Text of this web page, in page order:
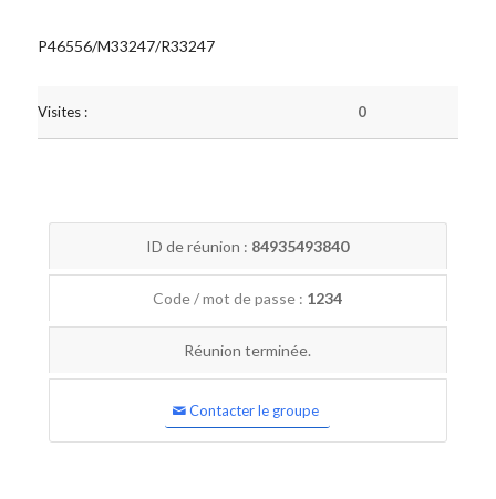
P46556/M33247/R33247
Visites : 0
ID de réunion : 84935493840
Code / mot de passe : 1234
Réunion terminée.
Contacter le groupe